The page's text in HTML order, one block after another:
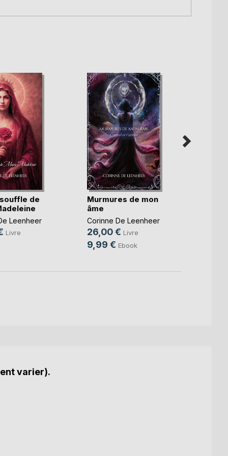
de
Leenheer
Livre
Murmures de mon
âme
Corinne De Leenheer
26,00 € Livre
9,99 € Ebook
varier).